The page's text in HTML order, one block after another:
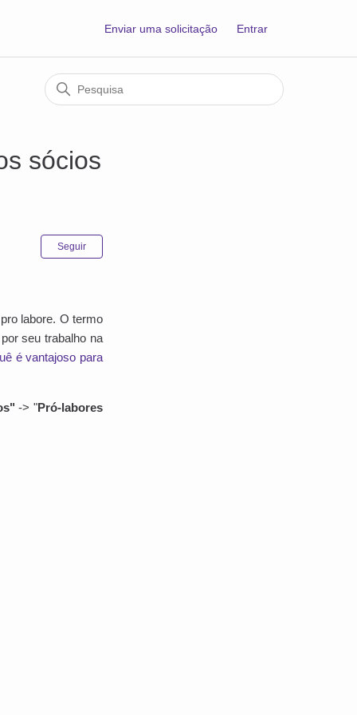
Enviar uma solicitação Entrar
sócios
Seguir
labore. O termo
seu trabalho na
é vantajoso para
-> "Pró-labores